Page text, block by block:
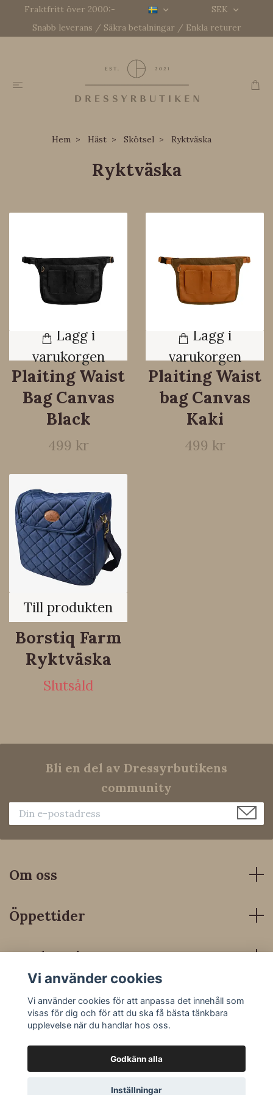
Fraktfritt över 2000:-
SEK
Snabb leverans / Säkra betalningar / Enkla returer
Hem Häst Skötsel Ryktväska
Ryktväska
Lägg i
varukorgen
Plaiting Waist
Bag Canvas
Black
499 kr
Lägg i
varukorgen
Plaiting Waist
bag Canvas
Kaki
499 kr
Till produkten
Borstiq Farm
Ryktväska
Slutsåld
Bli en del av Dressyrbutikens
community
Om oss
Öppettider
Kundservice
Sociala medier
© 2026 Dressyrbutiken
Vi använder cookies
Vi använder cookies för att anpassa det innehåll som
visas för dig och för att du ska få bästa tänkbara
upplevelse när du handlar hos oss.
Godkänn alla
Inställningar